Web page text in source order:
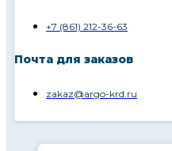
+7 (861) 212-36-63
Почта для заказов
zakaz@argo-krd.ru